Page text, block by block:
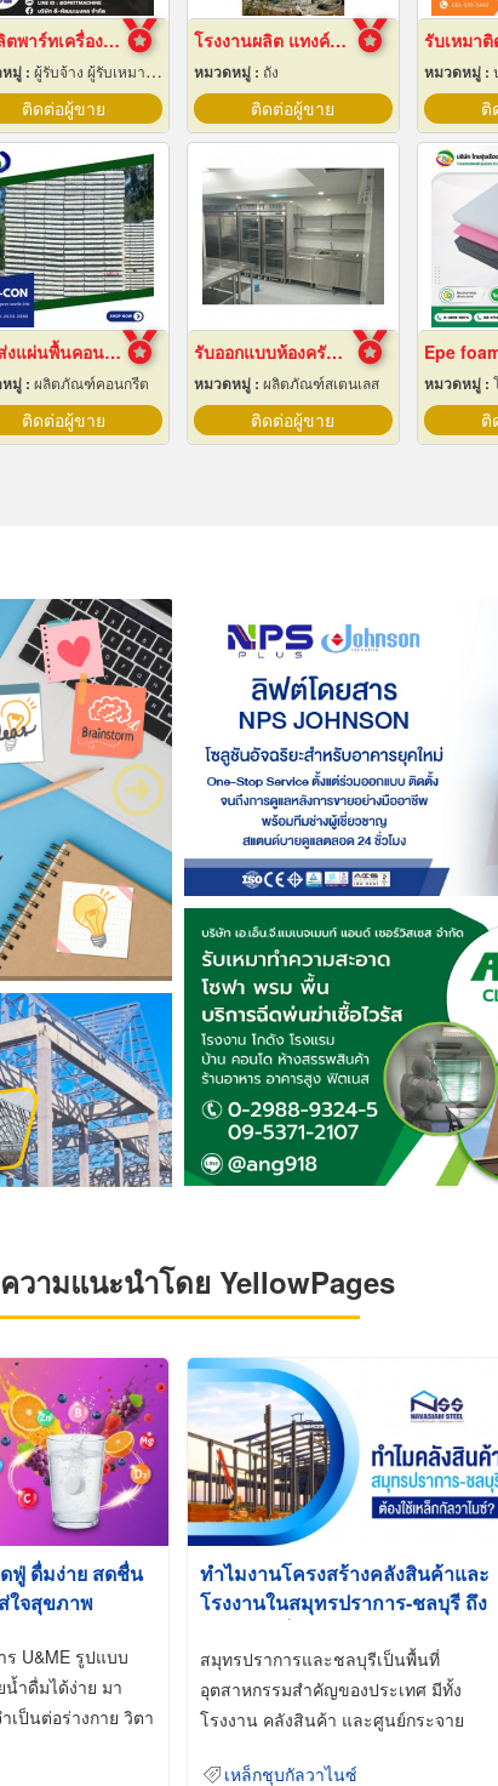
รับผลิตพาร์ทเครื่องจักร ตามแบบ ระยอง
มู่ : ผู้รับจ้าง ผู้รับเหมากลึง
ติดต่อผู้ขาย
โรงงานผลิต แทงค์น้ำคอนกรีตสำเร็จรูป
หมวดหมู่ : ถัง
ติดต่อผู้ขาย
หมวดหมู่ :
ติ
ขายส่งแผ่นพื้นคอนกรีต สมุทรปราการ
มู่ : ผลิตภัณฑ์คอนกรีต
ติดต่อผู้ขาย
รับออกแบบห้องครัวสแตนเลส
หมวดหมู่ : ผลิตภัณฑ์สเตนเลส
ติดต่อผู้ขาย
หมวดหมู่ :
ติ
วามแนะนำโดย YellowPages
ฟู่ ดื่มง่าย สดชื่น
ใจสุขภาพ
U&ME รูปแบบ
ำดื่มได้ง่าย มา
เป็นต่อร่างกาย วิตา
ทำไมงานโครงสร้างคลังสินค้าและ
โรงงานในสมุทรปราการ-ชลบุรี ถึง
Galvanized)
สมุทรปราการและชลบุรีเป็นพื้นที่
อุตสาหกรรมสำคัญของประเทศ มีทั้ง
โรงงาน คลังสินค้า และศูนย์กระจาย
เหล็กชุบกัลวาไนซ์